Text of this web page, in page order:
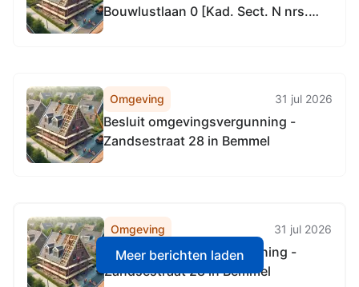
Bouwlustlaan 0 [Kad. Sect. N nrs.
Omgeving 31 jul 2026
Besluit omgevingsvergunning -
Zandsestraat 28 in Bemmel
Omgeving 31 jul 2026
Besluit omgevingsvergunning -
Zandsestraat 28 in Bemmel
Meer berichten laden